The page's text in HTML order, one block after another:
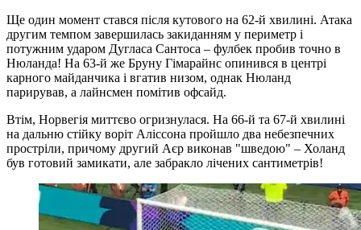
Ще один момент стався після кутового на 62-й хвилині. Атака
другим темпом завершилась закиданням у периметр і
потужним ударом Дугласа Сантоса – фулбек пробив точно в
Нюланда! На 63-й же Бруну Гімарайнс опинився в центрі
карного майданчика і вгатив низом, однак Нюланд
парирував, а лайнсмен помітив офсайд.
Втім, Норвегія миттєво огризнулася. На 66-й та 67-й хвилині
на дальню стійку воріт Аліссона пройшло два небезпечних
простріли, причому другий Аєр виконав "шведою" – Холанд
був готовий замикати, але забракло лічених сантиметрів!